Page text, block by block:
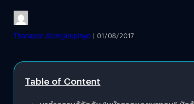
Thanapon Aiemjarupinyo | 01/08/2017
Table of Content